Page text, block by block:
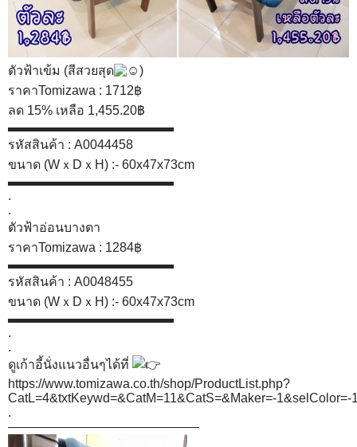
ตัวฟ้าเข้ม (สีสวยสุด
)
ราคาTomizawa : 1712฿
ลด 15% เหลือ 1,455.20฿
▬▬▬▬▬▬▬▬▬▬▬▬▬
รหัสสินค้า : A0044458
ขนาด (WｘDｘH) :- 60x47x73cm
▬▬▬▬▬▬▬▬▬▬▬▬▬
.
.
ตัวฟ้าอ่อนบางตา
ราคาTomizawa : 1284฿
▬▬▬▬▬▬▬▬▬▬▬▬▬
รหัสสินค้า : A0048455
ขนาด (WｘDｘH) :- 60x47x73cm
▬▬▬▬▬▬▬▬▬▬▬▬▬
.
.
ดูเก้าอี้นั่งแนวอื่นๆได้ที่
https://www.tomizawa.co.th/shop/ProductList.php?
CatL=4&txtKeywd=&CatM=11&CatS=&Maker=-
.
———————————————